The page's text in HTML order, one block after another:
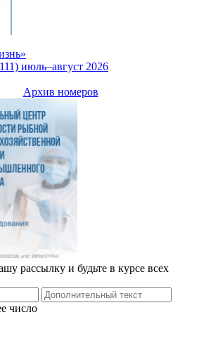
июль–август 2026
Архив номеров
рассылку и будьте в курсе всех
число